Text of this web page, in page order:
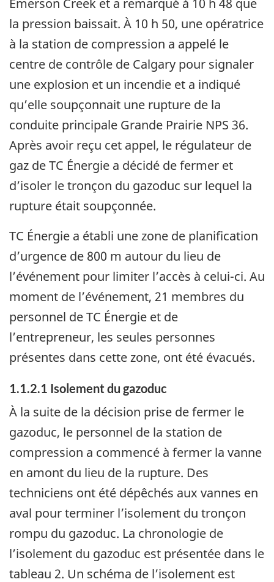
la pression baissait. À 10 h 50, une opératrice
à la station de compression a appelé le
centre de contrôle de Calgary pour signaler
une explosion et un incendie et a indiqué
qu’elle soupçonnait une rupture de la
conduite principale Grande Prairie NPS 36.
Après avoir reçu cet appel, le régulateur de
gaz de TC Énergie a décidé de fermer et
d’isoler le tronçon du gazoduc sur lequel la
rupture était soupçonnée.
TC Énergie a établi une zone de planification
d’urgence de 800 m autour du lieu de
l’événement pour limiter l’accès à celui-ci. Au
moment de l’événement, 21 membres du
personnel de TC Énergie et de
l’entrepreneur, les seules personnes
présentes dans cette zone, ont été évacués.
1.1.2.1 Isolement du gazoduc
À la suite de la décision prise de fermer le
gazoduc, le personnel de la station de
compression a commencé à fermer la vanne
en amont du lieu de la rupture. Des
techniciens ont été dépêchés aux vannes en
aval pour terminer l’isolement du tronçon
rompu du gazoduc. La chronologie de
l’isolement du gazoduc est présentée dans le
tableau 2. Un schéma de l’isolement est